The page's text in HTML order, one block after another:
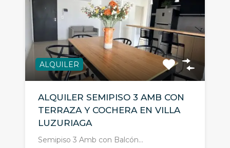
ALQUILER
ALQUILER SEMIPISO 3 AMB CON
TERRAZA Y COCHERA EN VILLA
LUZURIAGA
Semipiso 3 Amb con Balcón…